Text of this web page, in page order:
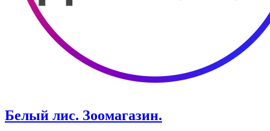
Белый лис. Зоомагазин.